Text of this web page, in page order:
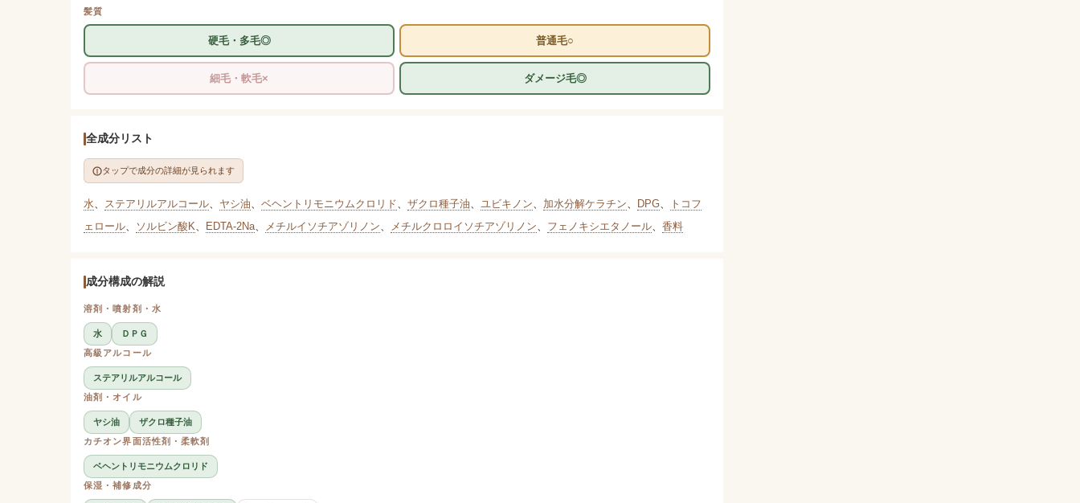
髪質
硬毛・多毛◎ 普通毛○
細毛・軟毛× ダメージ毛◎
全成分リスト
タップで成分の詳細が見られます
水、 ステアリルアルコール、 ヤシ油、 ベヘントリモニウムクロリド、 ザクロ種子油、 ユビキノン、 加水分解ケラチン、 DPG、
トコフ
ェロール、 ソルビン酸K、 EDTA-2Na、 メチルイソチアゾリノン、 メチルクロロイソチアゾリノン、 フェノキシエタノール、 香料
成分構成の解説
溶剤・噴射剤・水
水
ＤＰＧ
高級アルコール
ステアリルアルコール
油剤・オイル
ヤシ油
ザクロ種子油
カチオン界面活性剤・柔軟剤
ベヘントリモニウムクロリド
保湿・補修成分